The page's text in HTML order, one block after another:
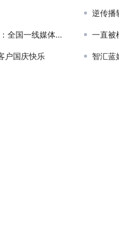
逆传播
任选20家打包2800元 一直被
户国庆快乐 智汇蓝